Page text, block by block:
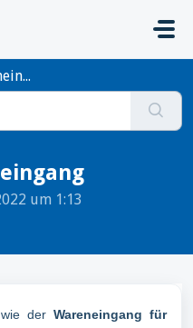
Fahrzeugwareneingang
um 1:13
der Wareneingang für